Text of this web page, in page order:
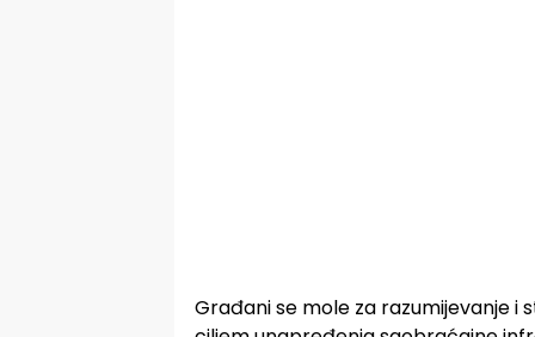
Građani se mole za razumijevanje i